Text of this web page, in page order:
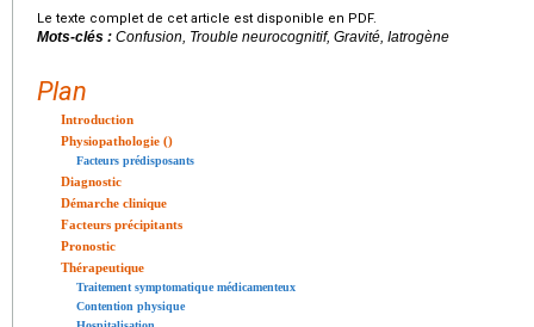
Le texte complet de cet article est disponible en PDF.
Mots-clés : Confusion, Trouble neurocognitif, Gravité, Iatrogène
Plan
Introduction
Physiopathologie ()
Facteurs prédisposants
Diagnostic
Démarche clinique
Facteurs précipitants
Pronostic
Thérapeutique
Traitement symptomatique médicamenteux
Contention physique